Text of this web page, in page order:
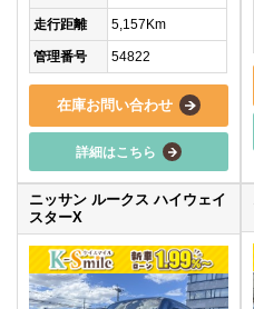
走行距離 5,157Km
管理番号 54822
在庫お問い合わせ
詳細はこちら
ニッサン ルークス ハイウェイ
スターX